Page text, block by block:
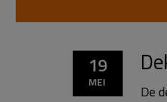
19
MEI
De